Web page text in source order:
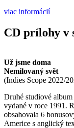
viac informácií
CD prílohy v
Už jsme doma
Nemilovaný svět
(Indies Scope 2022/
Druhé studiové
vydané v roce 1991.
obsahovala 6
Americe s anglický